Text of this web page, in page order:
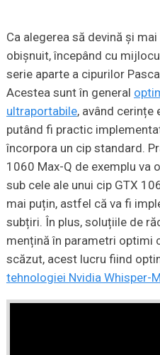
Ca alegerea să devină și
obișnuit, începând cu
serie aparte a cipurilor
Acestea sunt în general
ultraportabile, având cerințe
putând fi practic
încorpora un cip standard.
1060 Max-Q de exemplu va
sub cele ale unui cip GTX
mai puțin, astfel că va fi
subțiri. În plus, soluțiile de
mențină în parametri optimi
scăzut, acest lucru fiind
tehnologiei Nvidia Whisper-